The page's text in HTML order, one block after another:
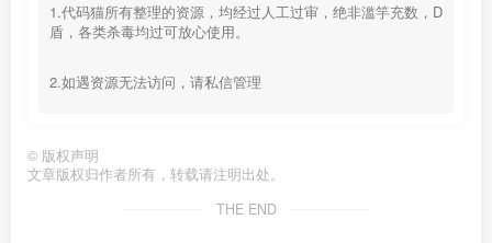
1.代码猫所有整理的资源，均经过人工过审，绝非滥竽充数，D
盾，各类杀毒均过可放心使用。
2.如遇资源无法访问，请私信管理
© 版权声明
文章版权归作者所有，转载请注明出处。
THE END